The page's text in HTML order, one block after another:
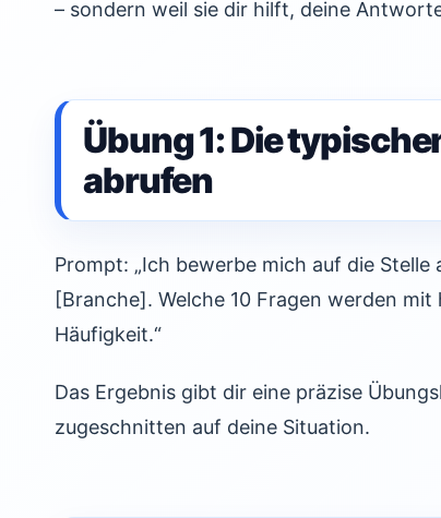
– sondern weil sie dir hilft, deine
Übung 1: Die
abrufen
Prompt: „Ich bewerbe mich auf die
[Branche]. Welche 10 Fragen werden
Häufigkeit.“
Das Ergebnis gibt dir eine präzise
zugeschnitten auf deine Situation.